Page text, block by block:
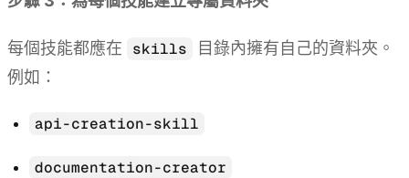
每個技能都應在 skills
目錄內擁有自己的資料夾。
例如：
api-creation-skill
documentation-creator